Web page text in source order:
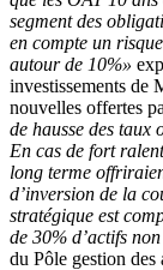
segment des
en compte un
autour de 10%»
investissements de
nouvelles offertes
de hausse des taux
En cas de fort
long terme
d’inversion de la
stratégique est
de 30% d’actifs
du Pôle gestion des